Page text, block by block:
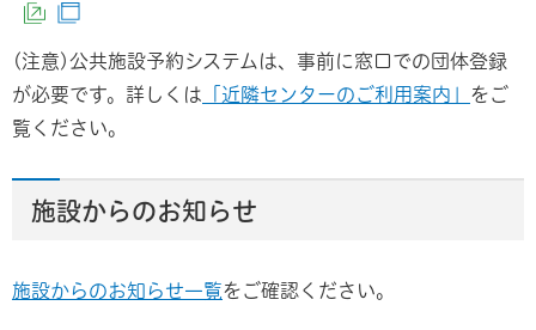
（外部サイトへリンク）
(注意)公共施設予約システムは、事前に窓口での団体登録
が必要です。詳しくは 「近隣センターのご利用案内」 をご
覧ください。
施設からのお知らせ
施設からのお知らせ一覧をご確認ください。